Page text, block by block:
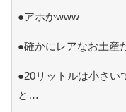
●アホかwww
●確かにレアなお土産
●20リットルは小さい
と…